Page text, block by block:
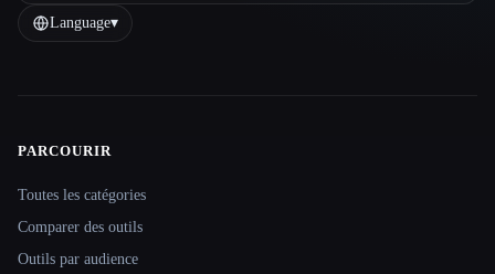
Language▾
Site navigation
PARCOURIR
Toutes les catégories
Comparer des outils
Outils par audience